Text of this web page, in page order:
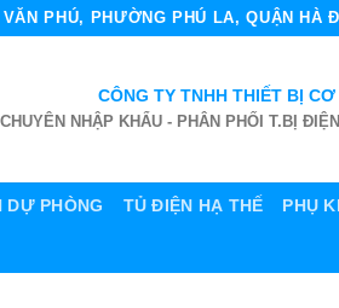
PHÚ, PHƯỜNG PHÚ LA, QUẬN HÀ
CÔNG TY TNHH THIẾT BỊ
CHUYÊN NHẬP KHẨU - PHÂN PHỐI T.BỊ
DỰ PHÒNG TỦ ĐIỆN HẠ THẾ PHỤ